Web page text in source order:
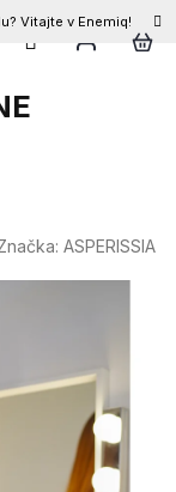
Vitajte v Enemiq!
ASPERISSIA